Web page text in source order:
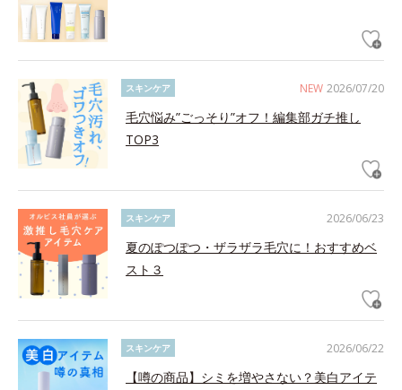
NEW 2026/07/20
スキンケア
毛穴悩み”ごっそり”オフ！編集部ガチ推し
TOP3
2026/06/23
スキンケア
夏のぽつぽつ・ザラザラ毛穴に！おすすめベ
スト３
2026/06/22
スキンケア
【噂の商品】シミを増やさない？美白アイテ